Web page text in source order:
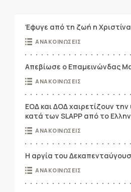
Έφυγε από τη ζωή η
ΑΝΑΚΟΙΝΩΣΕΙΣ
Απεβίωσε ο Επαμεινώνδας
ΑΝΑΚΟΙΝΩΣΕΙΣ
ΕΟΔ και ΔΟΔ χαιρετίζουν
κατά των SLAPP από το
ΑΝΑΚΟΙΝΩΣΕΙΣ
Η αργία του
ΑΝΑΚΟΙΝΩΣΕΙΣ